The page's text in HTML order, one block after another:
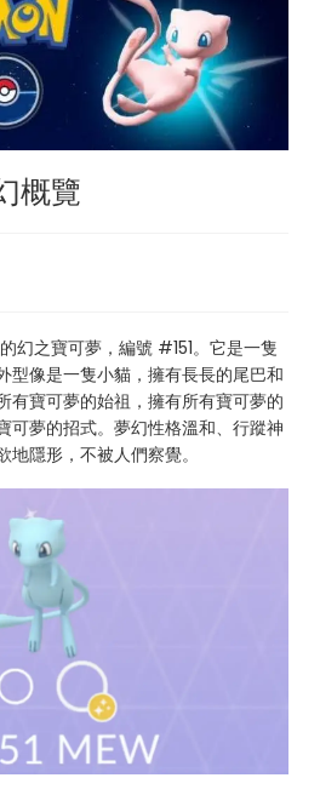
概覽
幻之寶可夢，編號 #151。它是一隻
型像是一隻小貓，擁有長長的尾巴和
有寶可夢的始祖，擁有所有寶可夢的
可夢的招式。夢幻性格溫和、行蹤神
隱形，不被人們察覺。